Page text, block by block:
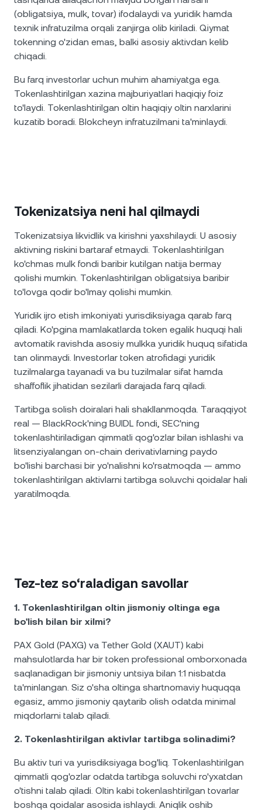
(obligatsiya, mulk, tovar) ifodalaydi va yuridik hamda
texnik infratuzilma orqali zanjirga olib kiriladi. Qiymat
tokenning o'zidan emas, balki asosiy aktivdan kelib
chiqadi.
Bu farq investorlar uchun muhim ahamiyatga ega.
Tokenlashtirilgan xazina majburiyatlari haqiqiy foiz
to'laydi. Tokenlashtirilgan oltin haqiqiy oltin narxlarini
kuzatib boradi. Blokcheyn infratuzilmani ta'minlaydi.
Tokenizatsiya neni hal qilmaydi
Tokenizatsiya likvidlik va kirishni yaxshilaydi. U asosiy
aktivning riskini bartaraf etmaydi. Tokenlashtirilgan
ko'chmas mulk fondi baribir kutilgan natija bermay
qolishi mumkin. Tokenlashtirilgan obligatsiya baribir
to'lovga qodir bo'lmay qolishi mumkin.
Yuridik ijro etish imkoniyati yurisdiksiyaga qarab farq
qiladi. Ko'pgina mamlakatlarda token egalik huquqi hali
avtomatik ravishda asosiy mulkka yuridik huquq sifatida
tan olinmaydi. Investorlar token atrofidagi yuridik
tuzilmalarga tayanadi va bu tuzilmalar sifat hamda
shaffoflik jihatidan sezilarli darajada farq qiladi.
Tartibga solish doiralari hali shakllanmoqda. Taraqqiyot
real — BlackRock'ning BUIDL fondi, SEC'ning
tokenlashtiriladigan qimmatli qog'ozlar bilan ishlashi va
litsenziyalangan on-chain derivativlarning paydo
bo'lishi barchasi bir yo'nalishni ko'rsatmoqda — ammo
tokenlashtirilgan aktivlarni tartibga soluvchi qoidalar hali
yaratilmoqda.
Tez-tez so‘raladigan savollar
1. Tokenlashtirilgan oltin jismoniy oltinga ega
bo'lish bilan bir xilmi?
PAX Gold (PAXG) va Tether Gold (XAUT) kabi
mahsulotlarda har bir token professional omborxonada
saqlanadigan bir jismoniy untsiya bilan 1:1 nisbatda
ta'minlangan. Siz o'sha oltinga shartnomaviy huquqqa
egasiz, ammo jismoniy qaytarib olish odatda minimal
miqdorlarni talab qiladi.
2. Tokenlashtirilgan aktivlar tartibga solinadimi?
Bu aktiv turi va yurisdiksiyaga bog'liq. Tokenlashtirilgan
qimmatli qog'ozlar odatda tartibga soluvchi ro'yxatdan
o'tishni talab qiladi. Oltin kabi tokenlashtirilgan tovarlar
boshqa qoidalar asosida ishlaydi. Aniqlik oshib